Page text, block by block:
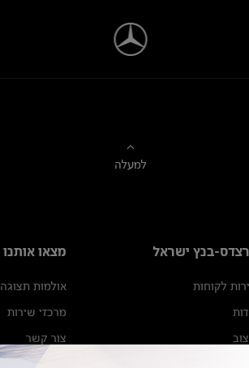
למעלה
בנץ ישראל
לקוחות
מצאו אותנו
אולמות תצוגה
מרכזי שירות
צור קשר